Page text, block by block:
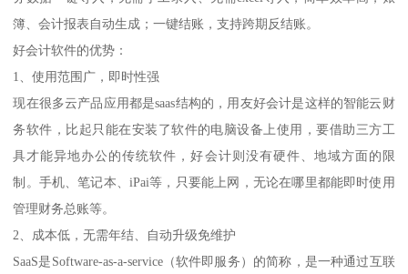
簿、会计报表自动生成；一键结账，支持跨期反结账。
好会计软件的优势：
1、使用范围广，即时性强
现在很多云产品应用都是saas结构的，用友好会计是这样的智能云财
务软件，比起只能在安装了软件的电脑设备上使用，要借助三方工
具才能异地办公的传统软件，好会计则没有硬件、地域方面的限
制。手机、笔记本、iPai等，只要能上网，无论在哪里都能即时使用
管理财务总账等。
2、成本低，无需年结、自动升级免维护
SaaS是Software-as-a-service（软件即服务）的简称，是一种通过互联